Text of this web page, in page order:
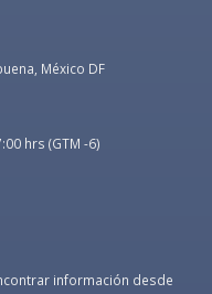
México DF
hrs (GTM -6)
información desde